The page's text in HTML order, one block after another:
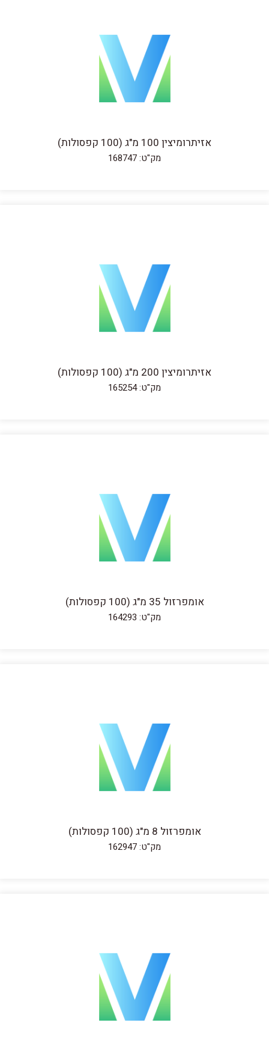
אזיתרומיצין 100 מ"ג (100 קפסולות)
מק"ט: 168747
אזיתרומיצין 200 מ"ג (100 קפסולות)
מק"ט: 165254
אומפרזול 35 מ"ג (100 קפסולות)
מק"ט: 164293
אומפרזול 8 מ"ג (100 קפסולות)
מק"ט: 162947